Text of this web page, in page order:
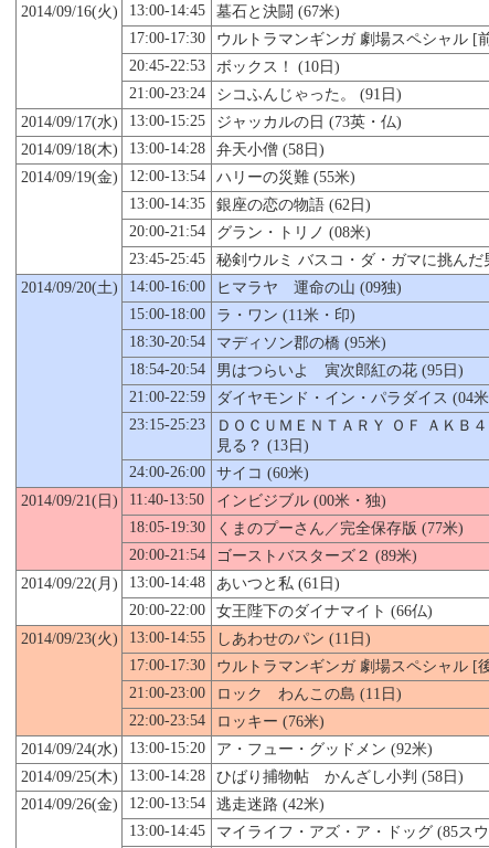
2014/09/16(火)
13:00-14:45 墓石と決闘 (67米)
17:00-17:30
ウルトラマンギンガ 劇場スペシャル [
20:45-22:53
ボックス！ (10日)
21:00-23:24
シコふんじゃった。 (91日)
2014/09/17(水)
13:00-15:25 ジャッカルの日 (73英・仏)
2014/09/18(木)
13:00-14:28 弁天小僧 (58日)
2014/09/19(金)
12:00-13:54 ハリーの災難 (55米)
13:00-14:35
銀座の恋の物語 (62日)
20:00-21:54
グラン・トリノ (08米)
23:45-25:45
秘剣ウルミ バスコ・ダ・ガマに挑んだ
2014/09/20(土) 14:00-16:00 ヒマラヤ 運命の山 (09独)
15:00-18:00
ラ・ワン (11米・印)
18:30-20:54
マディソン郡の橋 (95米)
18:54-20:54
男はつらいよ 寅次郎紅の花 (95日)
21:00-22:59
ダイヤモンド・イン・パラダイス (04
23:15-25:23
ＤＯＣＵＭＥＮＴＡＲＹ ＯＦ ＡＫ
見る？ (13日)
24:00-26:00 サイコ (60米)
2014/09/21(日)
11:40-13:50 インビジブル (00米・独)
18:05-19:30
くまのプーさん／完全保存版 (77米)
20:00-21:54
ゴーストバスターズ２ (89米)
2014/09/22(月)
13:00-14:48 あいつと私 (61日)
20:00-22:00
女王陛下のダイナマイト (66仏)
2014/09/23(火)
13:00-14:55 しあわせのパン (11日)
17:00-17:30
ウルトラマンギンガ 劇場スペシャル [
21:00-23:00
ロック わんこの島 (11日)
22:00-23:54
ロッキー (76米)
2014/09/24(水)
13:00-15:20 ア・フュー・グッドメン (92米)
2014/09/25(木) 13:00-14:28 ひばり捕物帖 かんざし小判 (58日)
2014/09/26(金)
12:00-13:54 逃走迷路 (42米)
13:00-14:45
マイライフ・アズ・ア・ドッグ (85ス